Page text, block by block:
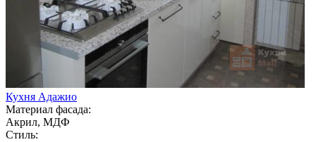
Кухня Адажио
Материал фасада:
Акрил, МДФ
Стиль: